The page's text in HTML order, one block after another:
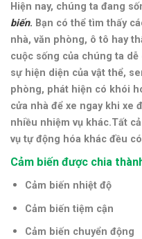
Hiện nay, chúng ta đang
biến. Bạn có thể tìm thấy
nhà, văn phòng, ô tô hay
cuộc sống của chúng ta
sự hiện diện của vật thể,
phòng, phát hiện có khói
cửa nhà để xe ngay khi xe
nhiều nhiệm vụ khác.Tất
vụ tự động hóa khác đều
Cảm biến được chia
Cảm biến nhiệt độ
Cảm biến tiệm cận
Cảm biến chuyển động